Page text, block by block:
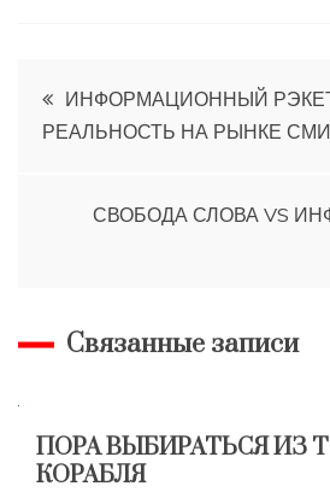
Навигация
по
записям
ИНФОРМАЦИОННЫЙ
РЕАЛЬНОСТЬ НА РЫНКЕ СМИ
СВОБОДА СЛОВА VS
Связанные записи
ПОРА ВЫБИРАТЬСЯ ИЗ
КОРАБЛЯ